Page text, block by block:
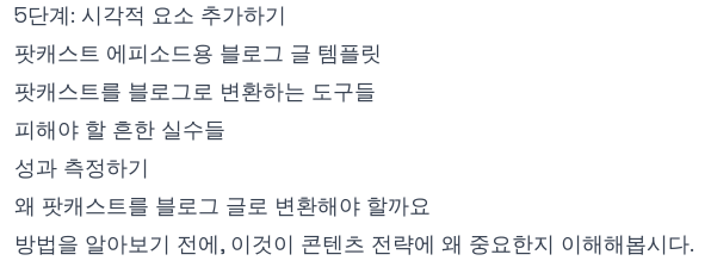
5단계: 시각적 요소 추가하기
팟캐스트 에피소드용 블로그 글 템플릿
팟캐스트를 블로그로 변환하는 도구들
피해야 할 흔한 실수들
성과 측정하기
왜 팟캐스트를 블로그 글로 변환해야 할까요
방법을 알아보기 전에, 이것이 콘텐츠 전략에 왜 중요한지 이해해봅시다.